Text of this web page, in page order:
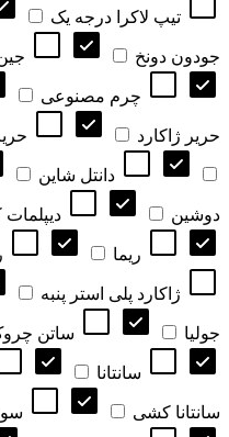
تیپ لاکرا درجه یک
جودون دونخ
چرم مصنوعی
حریر ژاکارد
دانتل شاین
دوشین دیپلمات
ریما
ژاکارد پلی استر پنبه
جولیا ساتن چروک
سانتانا
سانتانا کشی